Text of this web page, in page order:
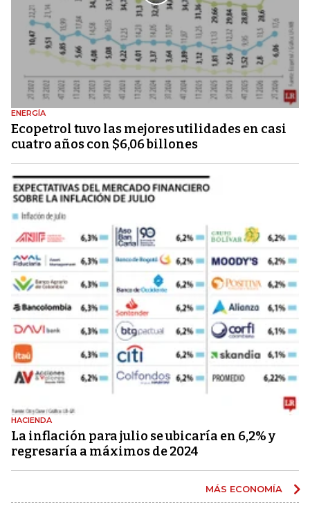
ENERGÍA
Ecopetrol tuvo las mejores utilidades en casi
cuatro años con $6,06 billones
HACIENDA
La inflación para julio se ubicaría en 6,2% y
regresaría a máximos de 2024
MÁS ECONOMÍA